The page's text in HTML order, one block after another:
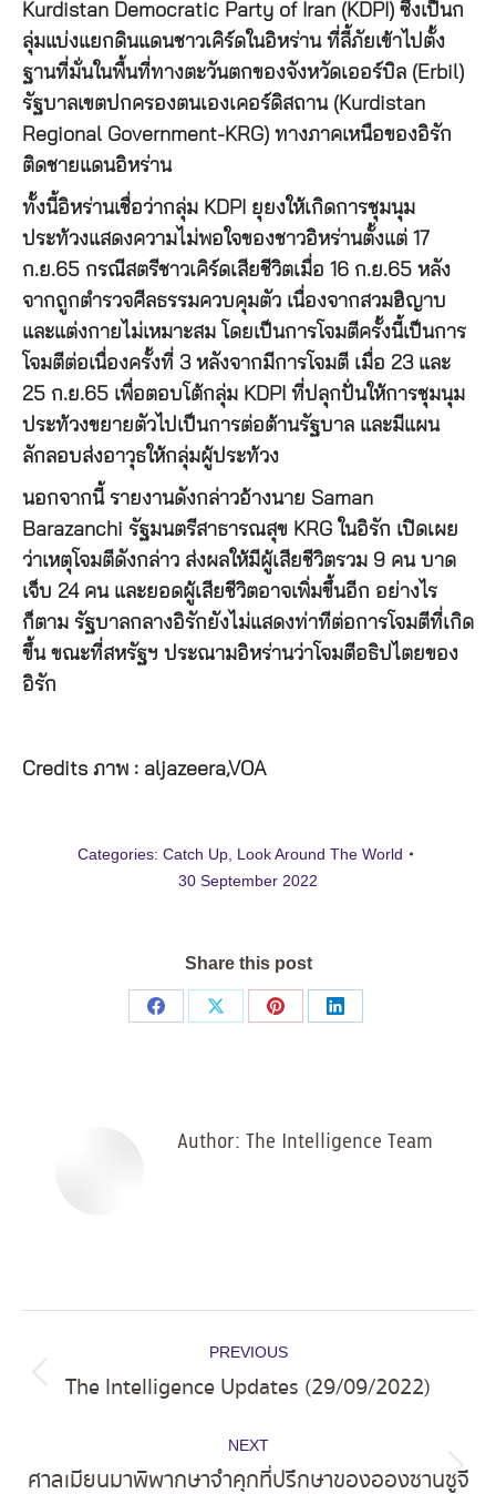
Kurdistan Democratic Party of Iran (KDPI) ซึ่งเป็นก
ลุ่มแบ่งแยกดินแดนชาวเคิร์ดในอิหร่าน ที่ลี้ภัยเข้าไปตั้ง
ฐานที่มั่นในพื้นที่ทางตะวันตกของจังหวัดเออร์บิล (Erbil)
รัฐบาลเขตปกครองตนเองเคอร์ดิสถาน (Kurdistan
Regional Government-KRG) ทางภาคเหนือของอิรัก
ติดชายแดนอิหร่าน
ทั้งนี้อิหร่านเชื่อว่ากลุ่ม KDPI ยุยงให้เกิดการชุมนุม
ประท้วงแสดงความไม่พอใจของชาวอิหร่านตั้งแต่ 17
ก.ย.65 กรณีสตรีชาวเคิร์ดเสียชีวิตเมื่อ 16 ก.ย.65 หลัง
จากถูกตำรวจศีลธรรมควบคุมตัว เนื่องจากสวมฮิญาบ
และแต่งกายไม่เหมาะสม โดยเป็นการโจมตีครั้งนี้เป็นการ
โจมตีต่อเนื่องครั้งที่ 3 หลังจากมีการโจมตี เมื่อ 23 และ
25 ก.ย.65 เพื่อตอบโต้กลุ่ม KDPI ที่ปลุกปั่นให้การชุมนุม
ประท้วงขยายตัวไปเป็นการต่อต้านรัฐบาล และมีแผน
ลักลอบส่งอาวุธให้กลุ่มผู้ประท้วง
นอกจากนี้ รายงานดังกล่าวอ้างนาย Saman
Barazanchi รัฐมนตรีสาธารณสุข KRG ในอิรัก เปิดเผย
ว่าเหตุโจมตีดังกล่าว ส่งผลให้มีผู้เสียชีวิตรวม 9 คน บาด
เจ็บ 24 คน และยอดผู้เสียชีวิตอาจเพิ่มขึ้นอีก อย่างไร
ก็ตาม รัฐบาลกลางอิรักยังไม่แสดงท่าทีต่อการโจมตีที่เกิด
ขึ้น ขณะที่สหรัฐฯ ประณามอิหร่านว่าโจมตีอธิปไตยของ
อิรัก
Credits ภาพ : aljazeera,VOA
Categories: Catch Up, Look Around The World
30 September 2022
Share this post
Share
Share
Share
Share
Author: The Intelligence Team
navigation
PREVIOUS
Previous
The Intelligence Updates (29/09/2022)
NEXT
Next
ศาลเมียนมาพิพากษาจำคุกที่ปรึกษาของอองซานซูจี